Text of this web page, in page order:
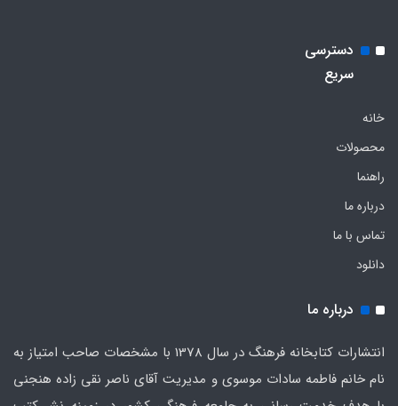
دسترسی
سریع
خانه
محصولات
راهنما
درباره ما
تماس با ما
دانلود
درباره ما
انتشارات کتابخانه فرهنگ در سال 1378 با مشخصات صاحب امتیاز به
نام خانم فاطمه سادات موسوی و مدیریت آقای ناصر نقی زاده هنجنی